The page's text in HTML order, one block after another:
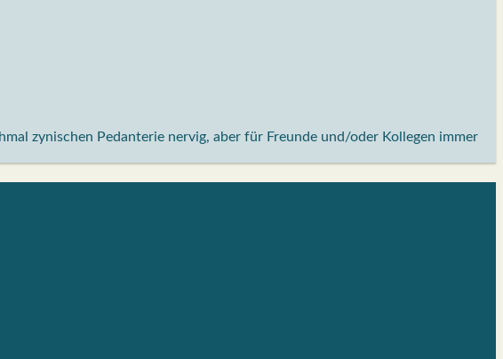
zynischen Pedanterie nervig, aber für Freunde und/oder Kollegen immer